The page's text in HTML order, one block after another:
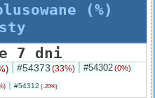
(%)
7 dni
#54373 (33%) #54302(0%)
#54312 (-20%)